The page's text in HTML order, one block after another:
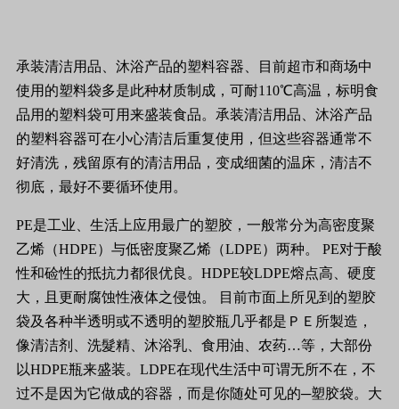
承装清洁用品、沐浴产品的塑料容器、目前超市和商场中
使用的塑料袋多是此种材质制成，可耐110℃高温，标明食
品用的塑料袋可用来盛装食品。承装清洁用品、沐浴产品
的塑料容器可在小心清洁后重复使用，但这些容器通常不
好清洗，残留原有的清洁用品，变成细菌的温床，清洁不
彻底，最好不要循环使用。
PE是工业、生活上应用最广的塑胶，一般常分为高密度聚
乙烯（HDPE）与低密度聚乙烯（LDPE）两种。 PE对于酸
性和硷性的抵抗力都很优良。HDPE较LDPE熔点高、硬度
大，且更耐腐蚀性液体之侵蚀。 目前市面上所见到的塑胶
袋及各种半透明或不透明的塑胶瓶几乎都是ＰＥ所製造，
像清洁剂、洗髮精、沐浴乳、食用油、农药…等，大部份
以HDPE瓶来盛装。LDPE在现代生活中可谓无所不在，不
过不是因为它做成的容器，而是你随处可见的─塑胶袋。大